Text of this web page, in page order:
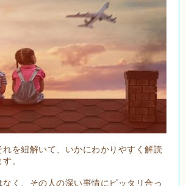
を紐解いて、いかにわかりやすく解読
。
く、その人の深い事情にピッタリ合っ